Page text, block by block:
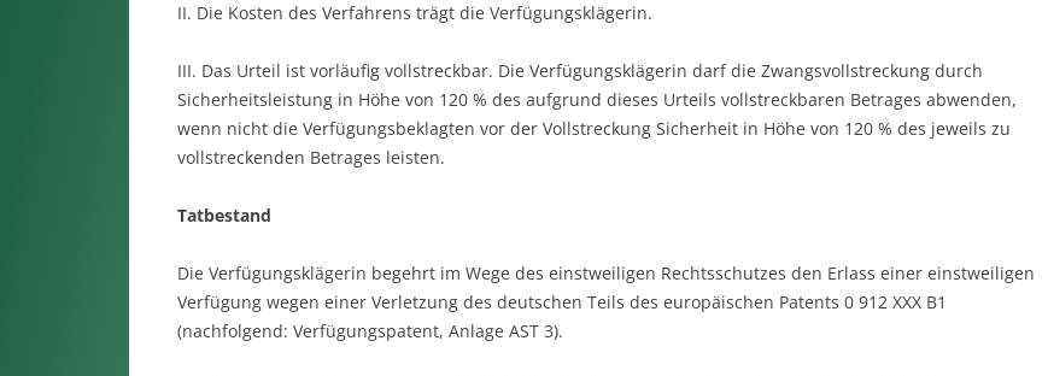
II. Die Kosten des Verfahrens trägt die Verfügungsklägerin.
III. Das Urteil ist vorläufig vollstreckbar. Die Verfügungsklägerin darf die Zwangsvollstreckung durch
Sicherheitsleistung in Höhe von 120 % des aufgrund dieses Urteils vollstreckbaren Betrages abwenden,
wenn nicht die Verfügungsbeklagten vor der Vollstreckung Sicherheit in Höhe von 120 % des jeweils zu
vollstreckenden Betrages leisten.
Tatbestand
Die Verfügungsklägerin begehrt im Wege des einstweiligen Rechtsschutzes den Erlass einer einstweiligen
Verfügung wegen einer Verletzung des deutschen Teils des europäischen Patents 0 912 XXX B1
(nachfolgend: Verfügungspatent, Anlage AST 3).